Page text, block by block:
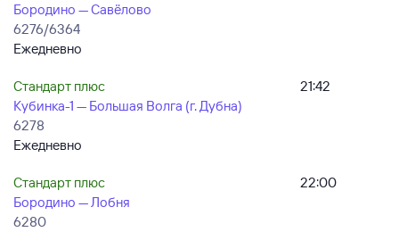
Бородино — Савёлово
6276/6364
Ежедневно
Стандарт плюс
Кубинка-1 — Большая Волга (г. Дубна)
6278
Ежедневно
21:42
Стандарт плюс
Бородино — Лобня
6280
22:00